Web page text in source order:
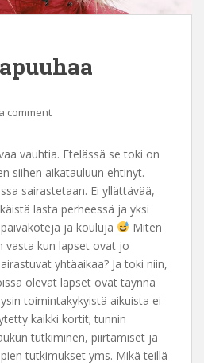
comment
vauhtia. Etelässä se toki on
siihen aikatauluun ehtinyt.
sairastetaan. Ei yllättävää,
lasta perheessä ja yksi
ja kouluja
Miten
vasta kun lapset ovat jo
yhtäaikaa? Ja toki niin,
olevat lapset ovat täynnä
toimintakykyistä aikuista ei
kaikki kortit; tunnin
tutkiminen, piirtämiset ja
tutkimukset yms. Mikä teillä